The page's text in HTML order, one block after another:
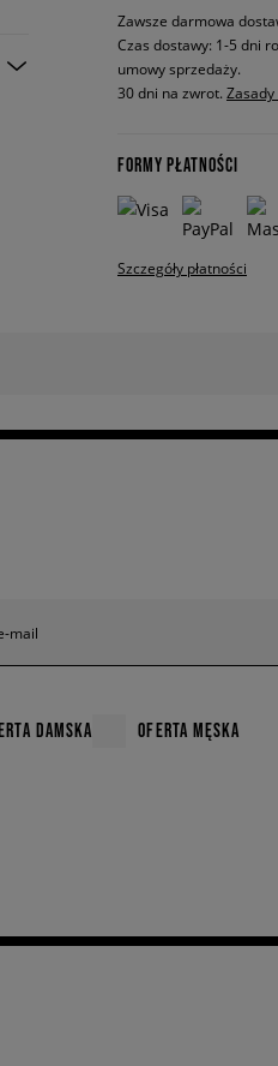
Zawsze darmowa
Czas dostawy: 1-5 dni
umowy sprzedaży.
30 dni na zwrot.
FORMY PŁATNOŚCI
Szczegóły płatności
mail
DAMSKA OFERTA MĘSKA